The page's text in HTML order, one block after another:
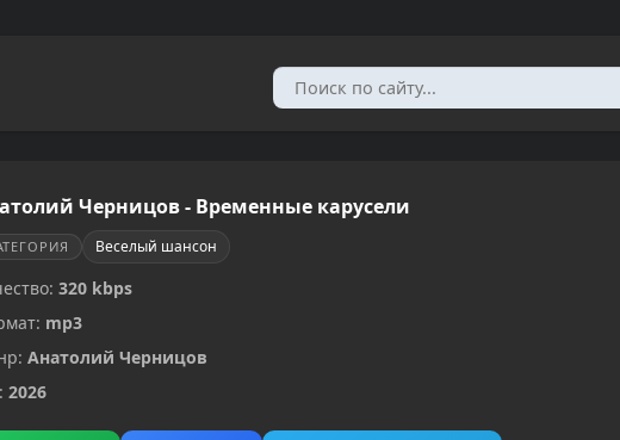
Черницов - Временные карусели
Веселый шансон
320 kbps
mp3
Анатолий Черницов
2026